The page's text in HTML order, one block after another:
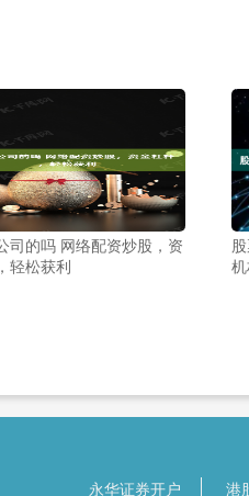
司的吗 网络配资炒股，资
轻松获利
永华证券开户 港